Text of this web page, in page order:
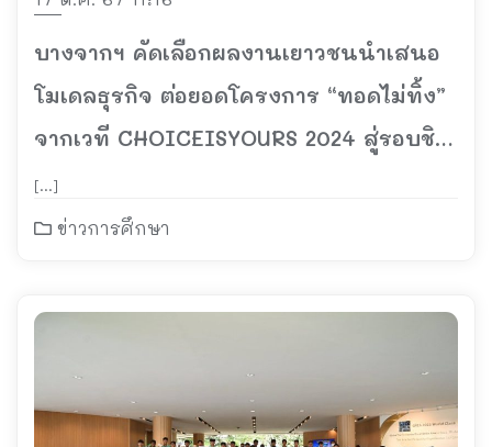
บางจากฯ คัดเลือกผลงานเยาวชนนำเสนอ
โมเดลธุรกิจ ต่อยอดโครงการ “ทอดไม่ทิ้ง”
จากเวที CHOICEISYOURS 2024 สู่รอบชิง
ชนะเลิศ
[…]
ข่าวการศึกษา